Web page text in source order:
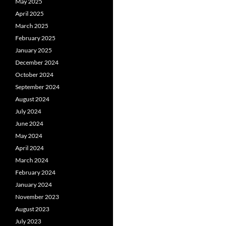
April 2025
March 2025
February 2025
January 2025
December 2024
October 2024
September 2024
August 2024
July 2024
June 2024
May 2024
April 2024
March 2024
February 2024
January 2024
November 2023
August 2023
July 2023